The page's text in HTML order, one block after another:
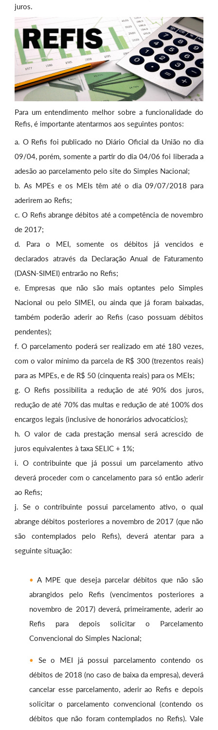
juros.
Para um entendimento melhor sobre a funcionalidade do
Refis, é importante atentarmos aos seguintes pontos:
O Refis foi publicado no Diário Oficial da União no dia
09/04, porém, somente a partir do dia 04/06 foi liberada a
adesão ao parcelamento pelo site do Simples Nacional;
As MPEs e os MEIs têm até o dia 09/07/2018 para
aderirem ao Refis;
O Refis abrange débitos até a competência de novembro
de 2017;
Para o MEI, somente os débitos já vencidos e
declarados através da Declaração Anual de Faturamento
(DASN-SIMEI) entrarão no Refis;
Empresas que não são mais optantes pelo Simples
Nacional ou pelo SIMEI, ou ainda que já foram baixadas,
também poderão aderir ao Refis (caso possuam débitos
pendentes);
O parcelamento poderá ser realizado em até 180 vezes,
com o valor mínimo da parcela de R$ 300 (trezentos reais)
para as MPEs, e de R$ 50 (cinquenta reais) para os MEIs;
O Refis possibilita a redução de até 90% dos juros,
redução de até 70% das multas e redução de até 100% dos
encargos legais (inclusive de honorários advocatícios);
O valor de cada prestação mensal será acrescido de
juros equivalentes à taxa SELIC + 1%;
O contribuinte que já possui um parcelamento ativo
deverá proceder com o cancelamento para só então aderir
ao Refis;
Se o contribuinte possui parcelamento ativo, o qual
abrange débitos posteriores a novembro de 2017 (que não
são contemplados pelo Refis), deverá atentar para a
seguinte situação:
A MPE que deseja parcelar débitos que não são
abrangidos pelo Refis (vencimentos posteriores a
novembro de 2017) deverá, primeiramente, aderir ao
Refis para depois solicitar o Parcelamento
Convencional do Simples Nacional;
Se o MEI já possui parcelamento contendo os
débitos de 2018 (no caso de baixa da empresa), deverá
cancelar esse parcelamento, aderir ao Refis e depois
solicitar o parcelamento convencional (contendo os
débitos que não foram contemplados no Refis). Vale